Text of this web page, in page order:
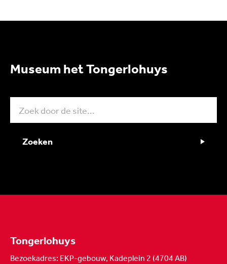
Museum het Tongerlohuys
Zoeken
Tongerlohuys
Bezoekadres: EKP-gebouw, Kadeplein 2 (4704 AB)